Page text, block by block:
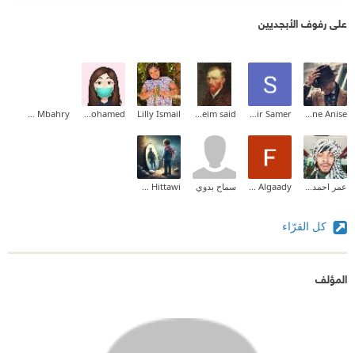
على رفوف الأبجديين
Lilly Ismail
سماح بدوي
كل القرّاء
المؤلف